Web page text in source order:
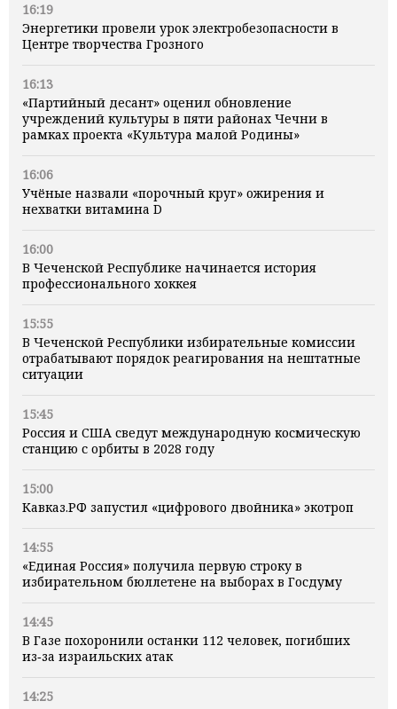
16:19
Энергетики провели урок электробезопасности в
Центре творчества Грозного
16:13
«Партийный десант» оценил обновление
учреждений культуры в пяти районах Чечни в
рамках проекта «Культура малой Родины»
16:06
Учёные назвали «порочный круг» ожирения и
нехватки витамина D
16:00
В Чеченской Республике начинается история
профессионального хоккея
15:55
В Чеченской Республики избирательные комиссии
отрабатывают порядок реагирования на нештатные
ситуации
15:45
Россия и США сведут международную космическую
станцию с орбиты в 2028 году
15:00
Кавказ.РФ запустил «цифрового двойника» экотроп
14:55
«Единая Россия» получила первую строку в
избирательном бюллетене на выборах в Госдуму
14:45
В Газе похоронили останки 112 человек, погибших
из‑за израильских атак
14:25